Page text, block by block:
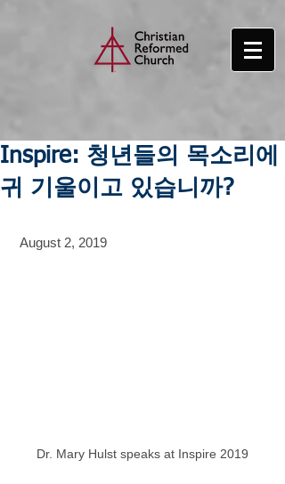
Inspire: 청년들의 목소리에
귀 기울이고 있습니까?
August 2, 2019
Dr. Mary Hulst speaks at Inspire 2019